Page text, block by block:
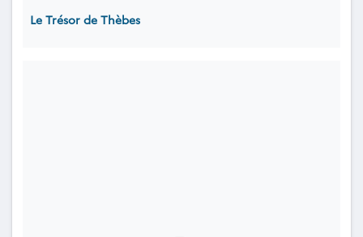
Le Trésor de Thèbes